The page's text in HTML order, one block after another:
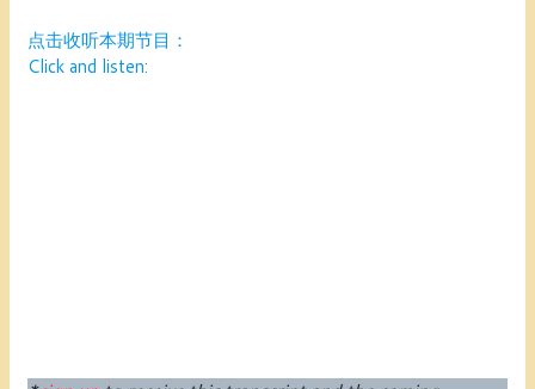
点击收听本期节目：
Click and listen: